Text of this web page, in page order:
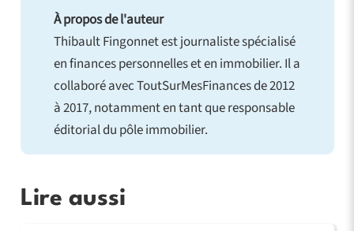
À propos de l'auteur
Thibault Fingonnet est journaliste spécialisé
en finances personnelles et en immobilier. Il a
collaboré avec ToutSurMesFinances de 2012
à 2017, notamment en tant que responsable
éditorial du pôle immobilier.
Lire aussi